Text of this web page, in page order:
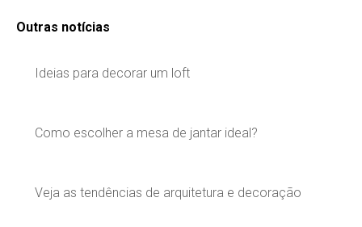
Outras notícias
Ideias para decorar um loft
Como escolher a mesa de jantar ideal?
Veja as tendências de arquitetura e decoração